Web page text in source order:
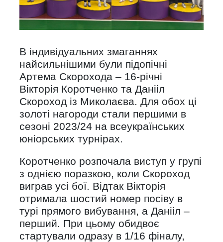
В індивідуальних змаганнях
найсильнішими були підопічні
Артема Скорохода – 16-річні
Вікторія Коротченко та Данііл
Скороход із Миколаєва. Для обох ці
золоті нагороди стали першими в
сезоні 2023/24 на всеукраїнських
юніорських турнірах.
Коротченко розпочала виступ у групі
з однією поразкою, коли Скороход
виграв усі бої. Відтак Вікторія
отримала шостий номер посіву в
турі прямого вибування, а Данііл –
перший. При цьому обидвоє
стартували одразу в 1/16 фіналу,